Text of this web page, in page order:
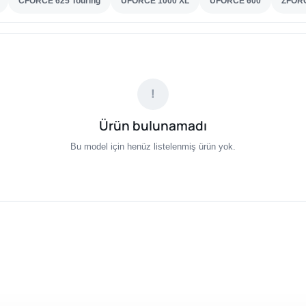
!
Ürün bulunamadı
Bu model için henüz listelenmiş ürün yok.